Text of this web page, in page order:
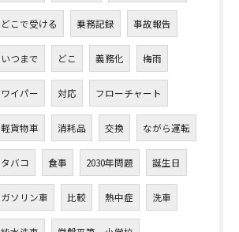
どこで受ける 乗務記録 事故報告
いつまで どこ 義務化 梅雨
ワイパー 対応 フローチャート
軽貨物車 消耗品 交換 ながら運転
タバコ 食事 2030年問題 誕生日
ガソリン車 比較 熱中症 洗車